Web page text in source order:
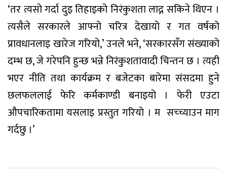
‘तर त्यसो गर्दा दुइ तिहाइको निरंकुशता लाद्न सकिने थिएन ।
त्यसैले सरकारले आफ्नो चरित्र देखायो र गत वर्षको
प्रावधानलाइ खारेज गरियो,’ उनले भने, ‘सरकारसँग संख्याको
दम्भ छ, जे गरेपनि हुन्छ भन्ने निरंकुशतावादी चिन्तन छ । त्यही
भएर नीति तथा कार्यक्रम र बजेटका बारेमा संसदमा हुने
छलफललाई फेरि कर्मकाण्डी बनाइयो । फेरी एउटा
औपचारिकतामा यसलाइ प्रस्तुत गरियो । म सच्च्याउन माग
गर्दछु ।’